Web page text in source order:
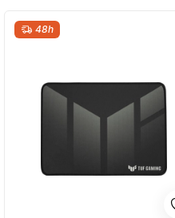
48h